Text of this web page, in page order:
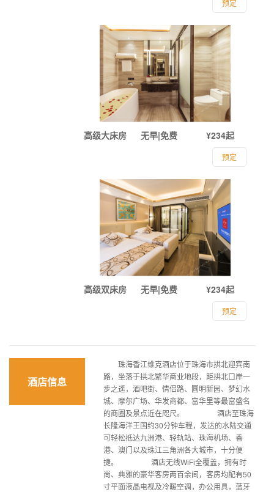
预定
高级大床房 ¥234起
无早|免费
预定
高级双床房 ¥234起
无早|免费
预定
酒店信息
珠海香江维克酒店位于珠海市拱北迎宾南
路，坐落于拱北繁华商业地段，距拱北口岸一
步之遥，酒吧街、情侣路、圆明新园、梦幻水
城、摩尔广场、华发商都、富华里等最富盛名
的商圈及景点近在咫尺。 酒店至珠海
长隆海洋王国约30分钟车程，发达的水陆交通
可轻松抵达九洲港、轻轨站、珠海机场、香
港、澳门以及珠江三角洲各大城市，十分便
捷。 酒店无线WiFi全覆盖，拥有时
尚、典雅的豪华客房两百余间，客房均配有50
寸平面液晶电视及冷暖空调，办公用具，蓝牙